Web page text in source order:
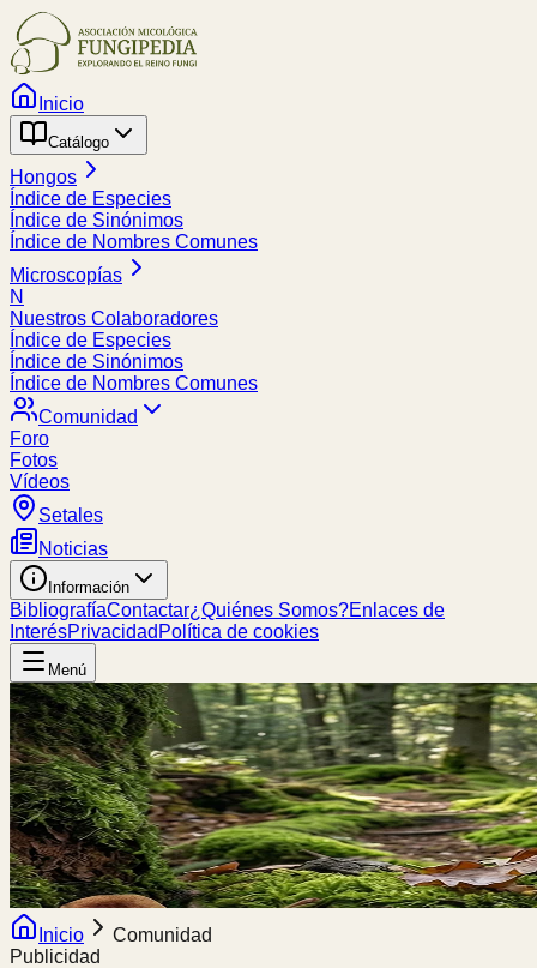
Inicio
Catálogo
Hongos
Índice de Especies
Índice de Sinónimos
Índice de Nombres Comunes
Microscopías
N
Nuestros Colaboradores
Índice de Especies
Índice de Sinónimos
Índice de Nombres Comunes
Comunidad
Foro
Fotos
Vídeos
Setales
Noticias
Información
BibliografíaContactar¿Quiénes Somos?Enlaces de
InterésPrivacidad Política de cookies
Menú
Inicio
Comunidad
Publicidad